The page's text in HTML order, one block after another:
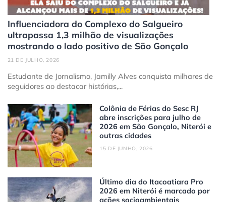
Influenciadora do Complexo do Salgueiro
ultrapassa 1,3 milhão de visualizações
mostrando o lado positivo de São Gonçalo
21 DE JULHO, 2026
Estudante de Jornalismo, Jamilly Alves conquista milhares de
seguidores ao destacar histórias,...
Colônia de Férias do Sesc RJ
abre inscrições para julho de
2026 em São Gonçalo, Niterói e
outras cidades
15 DE JUNHO, 2026
Último dia do Itacoatiara Pro
2026 em Niterói é marcado por
ações socioambientais